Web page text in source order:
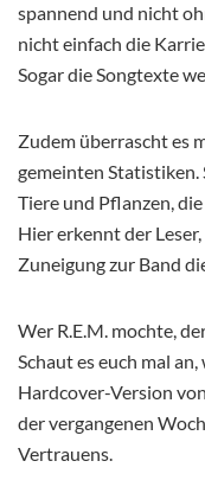
spannend und nicht
nicht einfach die
Sogar die Songtexte
Zudem überrascht es
gemeinten Statistiken.
Tiere und Pflanzen,
Hier erkennt der
Zuneigung zur Band
Wer R.E.M. mochte,
Schaut es euch mal
Hardcover-Version
der vergangenen
Vertrauens.